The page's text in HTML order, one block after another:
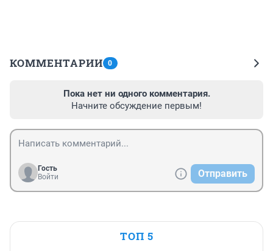
КОММЕНТАРИИ 0
Пока нет ни одного комментария.
Начните обсуждение первым!
Гость
Войти
Отправить
ТОП 5